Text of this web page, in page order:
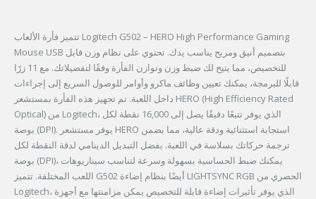
تتميز فأرة الألعاب Logitech G502 – HERO High Performance Gaming
Mouse USB بتصميم أنيق ومريح يناسب يدك. تحتوي على نظام وزن قابل
للتخصيص، مما يتيح لك ضبط وزن وتوازن الفأرة وفقًا لتفضيلاتك. مع 11 زرًا
قابلًا للبرمجة، يمكنك تعيين وظائف ماكرو وأوامر للوصول السريع إلى إجراءات
داخل اللعبة. تم تجهيز هذه الفأرة بمستشعر HERO (High Efficiency Rated
Optical) من Logitech، الذي يوفر تتبعًا دقيقًا يصل إلى 16,000 نقطة لكل
بوصة (DPI). يوفر مستشعر HERO استجابة استثنائية ودقة عالية، مما يضمن
ترجمة حركاتك بسلاسة في اللعبة. بفضل التبديل الدينامي لدقة النقطة لكل
بوصة (DPI)، يمكنك ضبط الحساسية بسهولة وسرعة لتناسب سيناريوهات
اللعب المختلفة. تتميز G502 أيضًا بنظام إضاءة LIGHTSYNC RGB الحصري من
Logitech، الذي يوفر تأثيرات إضاءة قابلة للتخصيص يمكن مزامنتها مع أجهزة